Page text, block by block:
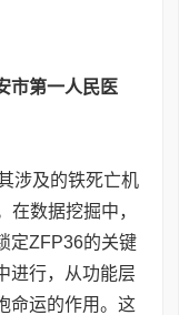
市第一人民医
涉及的铁死亡机
数据挖掘中，
定ZFP36的关键
进行，从功能层
命运的作用。这